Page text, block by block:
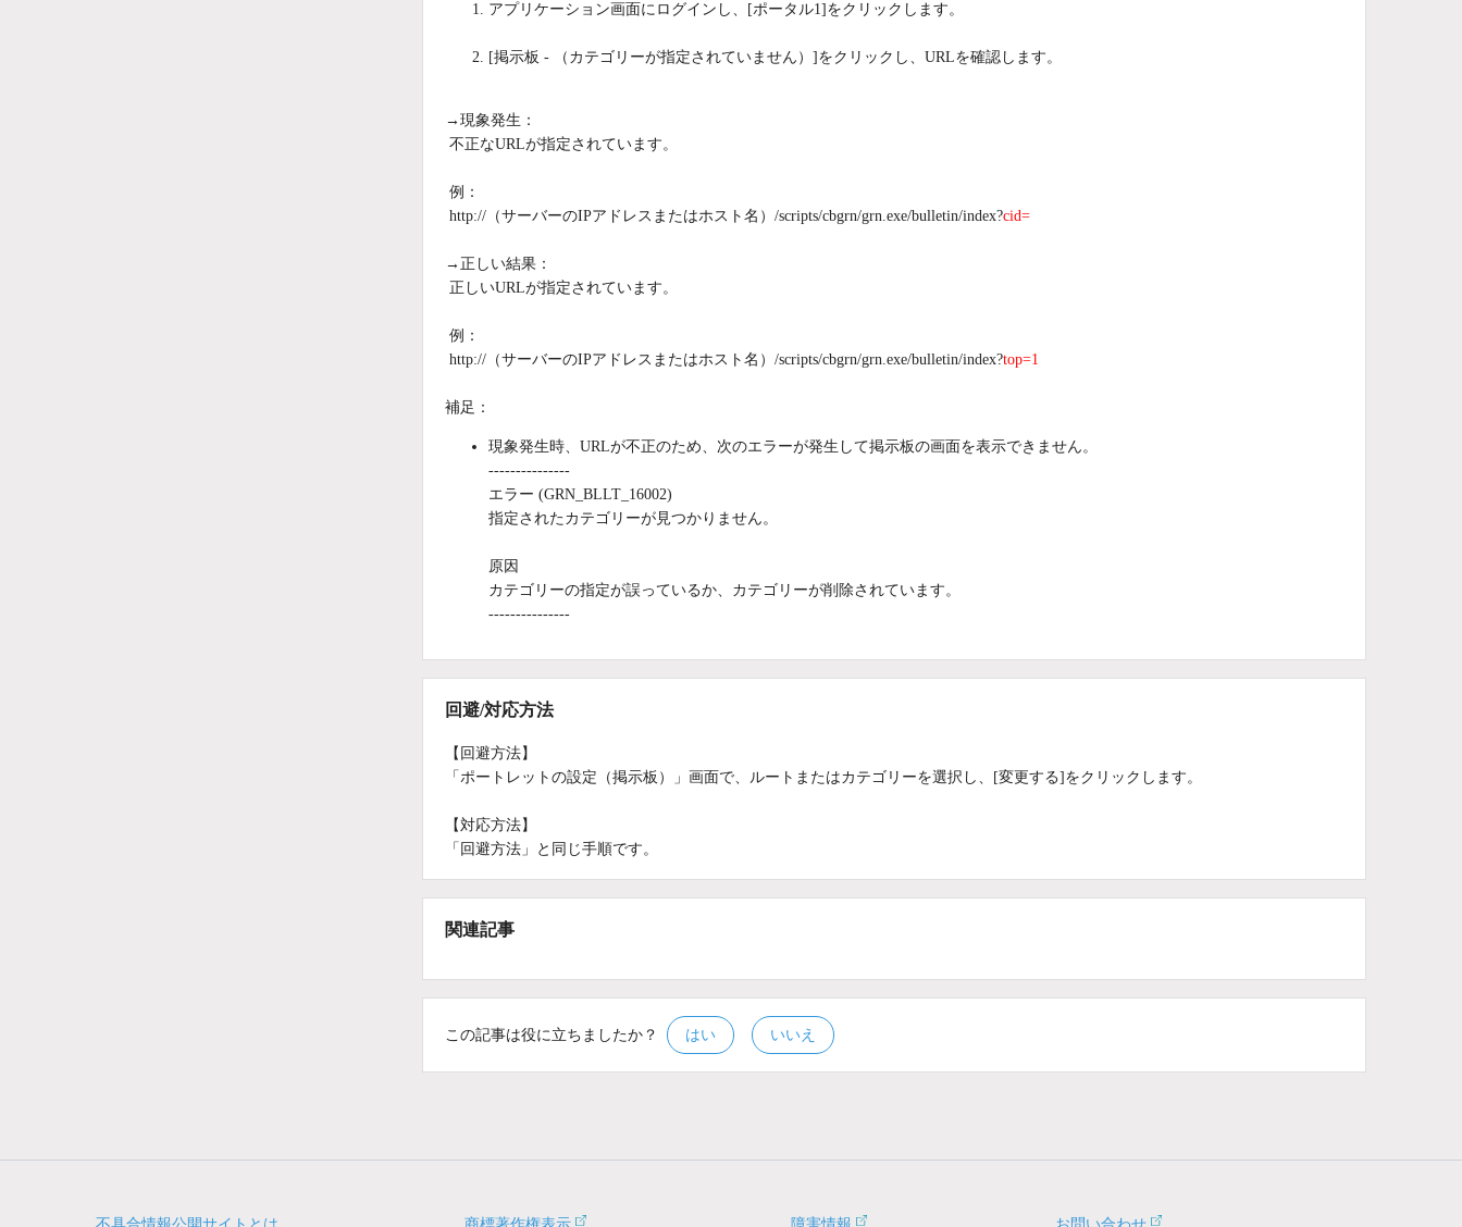
アプリケーション画面にログインし、[ポータル1]をクリックします。
[掲示板 - （カテゴリーが指定されていません）]をクリックし、URLを確認します。
→現象発生：
不正なURLが指定されています。
例：
http://（サーバーのIPアドレスまたはホスト名）/scripts/cbgrn/grn.exe/bulletin/index?cid=
→正しい結果：
正しいURLが指定されています。
例：
http://（サーバーのIPアドレスまたはホスト名）/scripts/cbgrn/grn.exe/bulletin/index?top=1
補足：
現象発生時、URLが不正のため、次のエラーが発生して掲示板の画面を表示できません。
---------------
エラー (GRN_BLLT_16002)
指定されたカテゴリーが見つかりません。
原因
カテゴリーの指定が誤っているか、カテゴリーが削除されています。
---------------
回避/対応方法
【回避方法】
「ポートレットの設定（掲示板）」画面で、ルートまたはカテゴリーを選択し、[変更する]をクリックします。
【対応方法】
「回避方法」と同じ手順です。
関連記事
この記事は役に立ちましたか？ はい いいえ